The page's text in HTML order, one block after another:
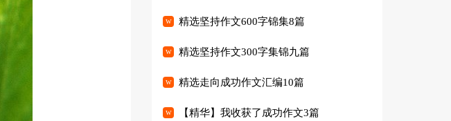
精选坚持作文600字锦集8篇
精选坚持作文300字集锦九篇
精选走向成功作文汇编10篇
【精华】我收获了成功作文3篇